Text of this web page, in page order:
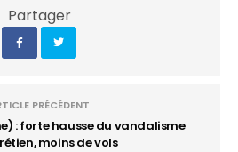
Partager
PRÉCÉDENT
: forte hausse du vandalisme
moins de vols